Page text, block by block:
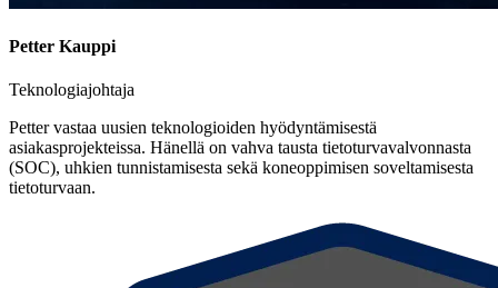
Petter Kauppi
Teknologiajohtaja
Petter vastaa uusien teknologioiden hyödyntämisestä
asiakasprojekteissa. Hänellä on vahva tausta tietoturvavalvonnasta
(SOC), uhkien tunnistamisesta sekä koneoppimisen soveltamisesta
tietoturvaan.